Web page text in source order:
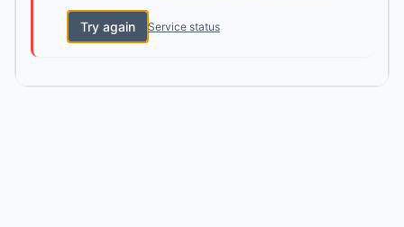
Try again Service status